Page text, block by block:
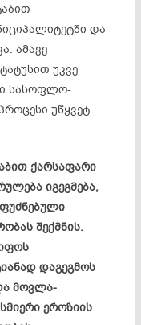
და
ამავე
უკვე
სასოფლო-
უწყვეტ
ქარსაფარი
იგეგმება,
შექმნის.
დაგეგმოს
მოვლა-
ეროზიის